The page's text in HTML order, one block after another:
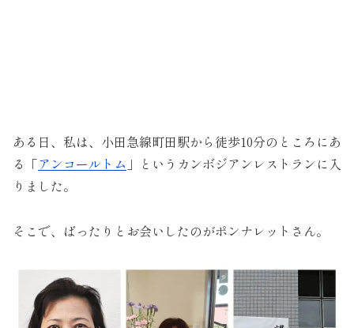
ある日、私は、小田急線町田駅から徒歩10分のところにあ
る「アンコールトム 」というカンボジアンレストランに入
りました。
そこで、ばったりとお会いしたのがポンナレットさん。